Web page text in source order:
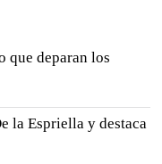
que deparan los
la Espriella y destaca